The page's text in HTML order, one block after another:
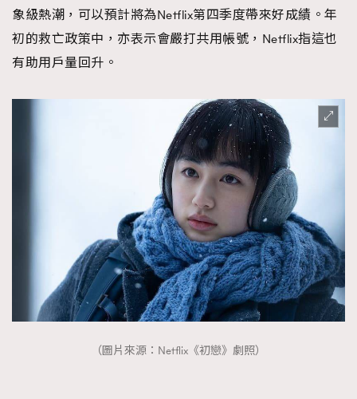
象級熱潮，可以預計將為Netflix第四季度帶來好成績。年
初的救亡政策中，亦表示會嚴打共用帳號，Netflix指這也
有助用戶量回升。
（圖片來源：Netflix《初戀》劇照）